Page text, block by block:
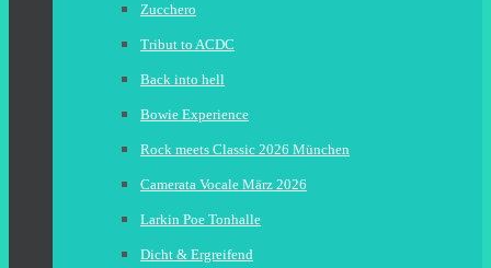
Zucchero
Tribut to ACDC
Back into hell
Bowie Experience
Rock meets Classic 2026 München
Camerata Vocale März 2026
Larkin Poe Tonhalle
Dicht & Ergreifend